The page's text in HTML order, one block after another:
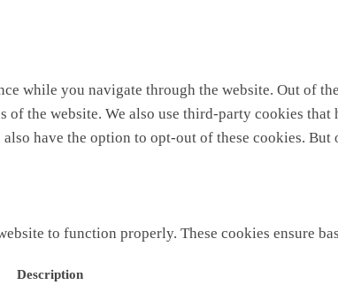
while you navigate through the website. Out of
the website. We also use third-party cookies
have the option to opt-out of these cookies.
to function properly. These cookies ensure
Description